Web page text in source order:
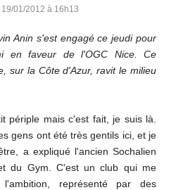
01/2012 à 16h13
Anin s'est engagé ce jeudi pour
en faveur de l'OGC Nice. Ce
sur la Côte d'Azur, ravit le milieu
périple mais c'est fait, je suis là.
gens ont été très gentils ici, et je
a expliqué l'ancien Sochalien
du Gym. C'est un club qui me
représenté par des